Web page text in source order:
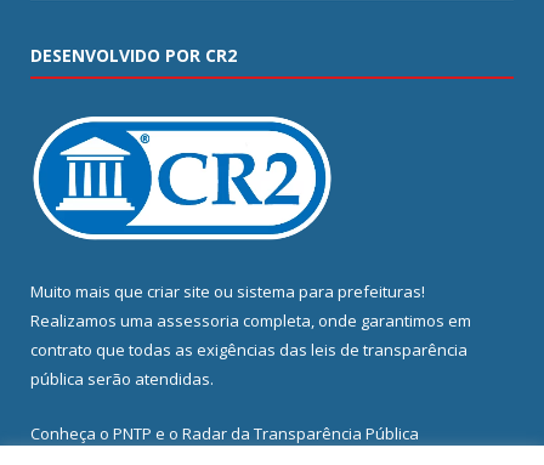
DESENVOLVIDO POR CR2
Muito mais que criar site ou sistema para prefeituras!
Realizamos uma assessoria completa, onde garantimos em
contrato que todas as exigências das leis de transparência
pública serão atendidas.
Conheça o PNTP e o Radar da Transparência Pública